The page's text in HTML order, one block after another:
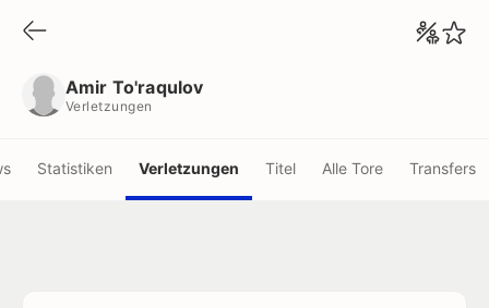
Amir To'raqulov
Verletzungen
Statistiken Verletzungen Titel Alle Tore Transfers